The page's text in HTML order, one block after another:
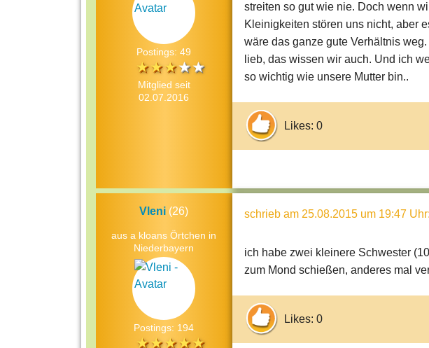
Postings: 49
Mitglied seit
02.07.2016
streiten so gut wie nie. Doch wenn
Kleinigkeiten stören uns nicht, aber
wäre das ganze gute Verhältnis
lieb, das wissen wir auch. Und ich
so wichtig wie unsere Mutter bin..
Likes: 0
Vleni (26)
aus a kloans Örtchen in
Niederbayern
Postings: 194
schrieb am 25.08.2015 um 19:47 Uhr:
ich habe zwei kleinere Schwester
zum Mond schießen, anderes mal
Likes: 0